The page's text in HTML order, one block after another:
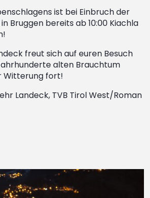
ist bei Einbruch der
Bruggen bereits ab 10:00 Kiachla
freut sich auf euren Besuch
alten Brauchtum
Witterung fort!
Landeck, TVB Tirol West/Roman